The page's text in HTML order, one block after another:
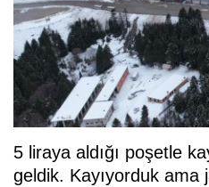
5 liraya aldığı poşetle
geldik. Kayıyorduk ama